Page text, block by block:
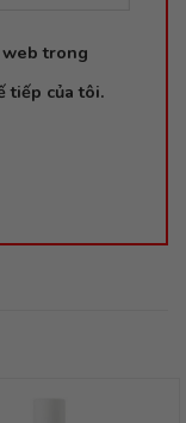
trong
tiếp của tôi.